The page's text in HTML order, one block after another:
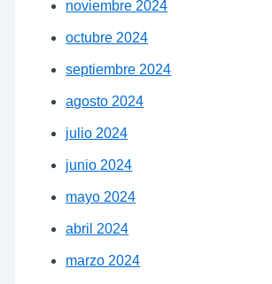
noviembre 2024
octubre 2024
septiembre 2024
agosto 2024
julio 2024
junio 2024
mayo 2024
abril 2024
marzo 2024